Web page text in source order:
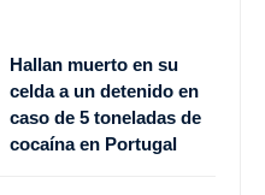
Hallan muerto en su
celda a un detenido en
caso de 5 toneladas de
cocaína en Portugal